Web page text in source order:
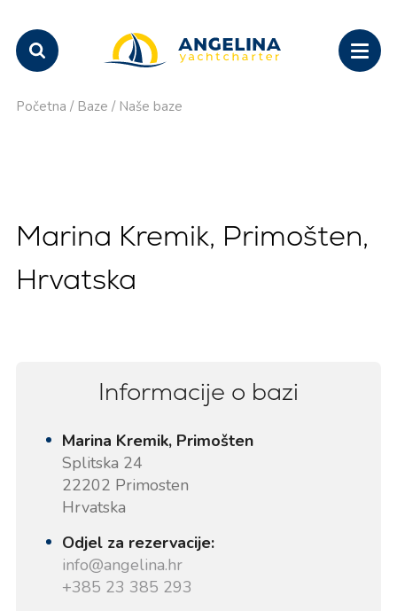
Početna / Baze / Naše baze
Marina Kremik, Primošten,
Hrvatska
Informacije o bazi
Marina Kremik, Primošten
Splitska 24
22202 Primosten
Hrvatska
Odjel za rezervacije:
info@angelina.hr
+385 23 385 293